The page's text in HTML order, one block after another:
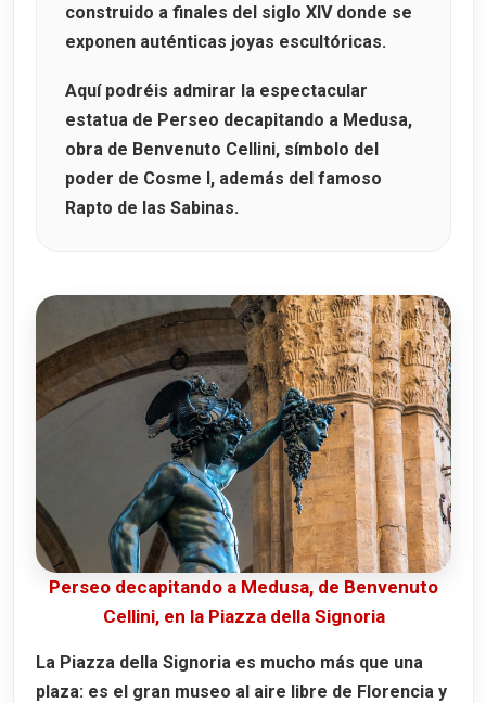
construido a finales del siglo XIV donde se
exponen auténticas joyas escultóricas.
Aquí podréis admirar la espectacular
estatua de Perseo decapitando a Medusa,
obra de Benvenuto Cellini, símbolo del
poder de Cosme I, además del famoso
Rapto de las Sabinas.
Perseo decapitando a Medusa, de Benvenuto
Cellini, en la Piazza della Signoria
La Piazza della Signoria es mucho más que una
plaza: es el gran museo al aire libre de Florencia y